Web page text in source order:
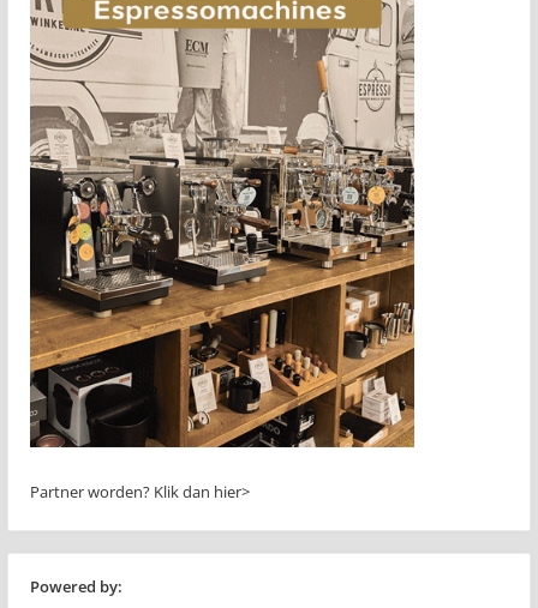
Partner worden? Klik dan hier>
Powered by: